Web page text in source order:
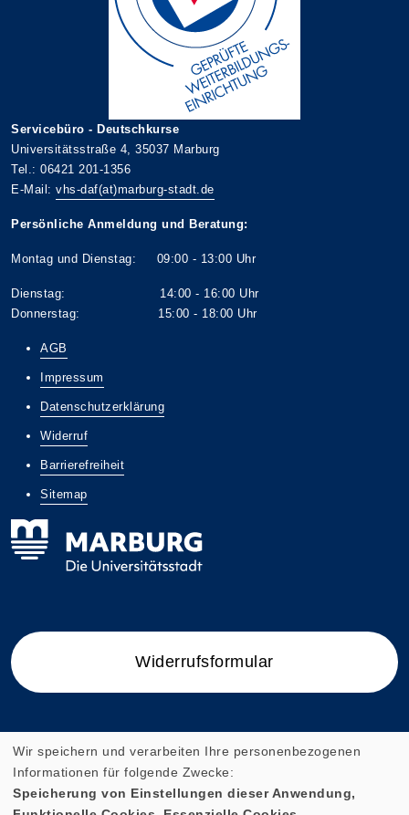
Servicebüro - Deutschkurse
Universitätsstraße 4, 35037 Marburg
Tel.: 06421 201-1356
E-Mail: vhs-daf(at)marburg-stadt.de
Persönliche Anmeldung und Beratung:
Montag und Dienstag: 09:00 - 13:00 Uhr
Dienstag: 14:00 - 16:00 Uhr
Donnerstag: 15:00 - 18:00 Uhr
AGB
Impressum
Datenschutzerklärung
Widerruf
Barrierefreiheit
Sitemap
Widerrufsformular
Cookie Einstellungen
Wir speichern und verarbeiten Ihre personenbezogenen
Informationen für folgende Zwecke:
Speicherung von Einstellungen dieser Anwendung,